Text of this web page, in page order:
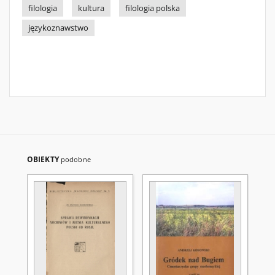
filologia
kultura
filologia polska
językoznawstwo
OBIEKTY podobne